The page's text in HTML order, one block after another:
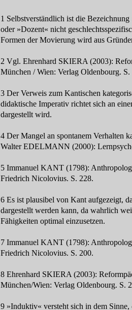
1 Selbstverständlich ist die
oder »Dozent« nicht
Formen der Movierung wird aus
2 Vgl. Ehrenhard SKIERA (2003):
München / Wien: Verlag Oldenbourg.
3 Der Verweis zum Kantischen
didaktische Imperativ richtet sich an
dargestellt wird.
4 Der Mangel an spontanem Verhalten
Walter EDELMANN (2000):
5 Immanuel KANT (1798):
Friedrich Nicolovius. S. 228.
6 Es ist plausibel von Kant aufgezeigt,
dargestellt werden kann, da wahrlich
Fähigkeiten optimal einzusetzen.
7 Immanuel KANT (1798):
Friedrich Nicolovius. S. 200.
8 Ehrenhard SKIERA (2003):
München/Wien: Verlag Oldenbourg. S.
9 »Induktiv« versteht sich in dem